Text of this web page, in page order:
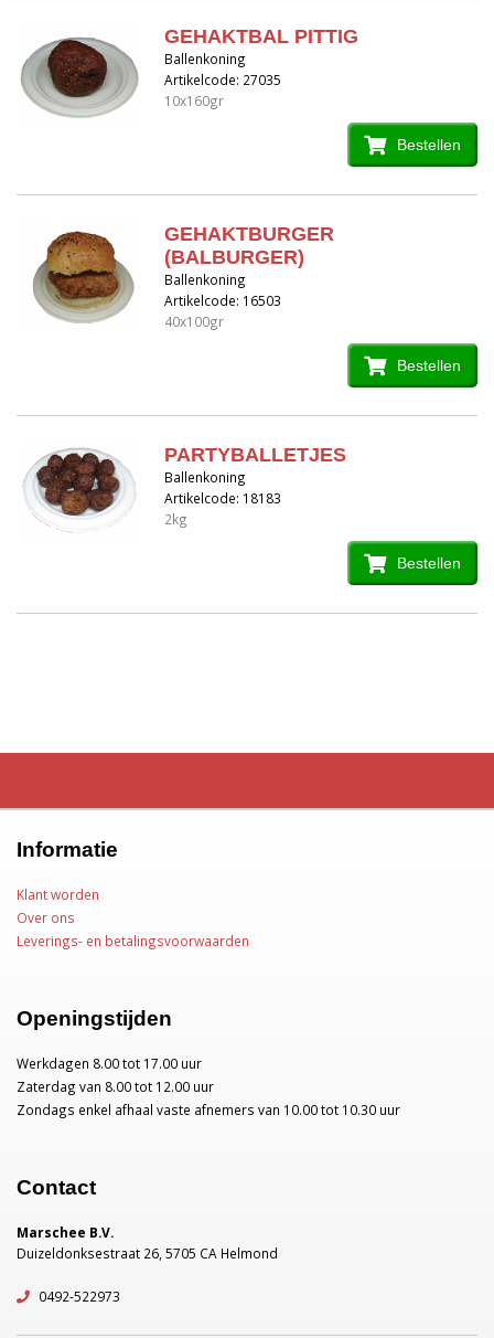
GEHAKTBAL PITTIG
Ballenkoning
Artikelcode: 27035
10x160gr
Bestellen
GEHAKTBURGER
(BALBURGER)
Ballenkoning
Artikelcode: 16503
40x100gr
Bestellen
PARTYBALLETJES
Ballenkoning
Artikelcode: 18183
2kg
Bestellen
Informatie
Klant worden
Over ons
Leverings- en betalingsvoorwaarden
Openingstijden
Werkdagen 8.00 tot 17.00 uur
Zaterdag van 8.00 tot 12.00 uur
Zondags enkel afhaal vaste afnemers van 10.00 tot 10.30 uur
Contact
Marschee B.V.
Duizeldonksestraat 26, 5705 CA Helmond
0492-522973